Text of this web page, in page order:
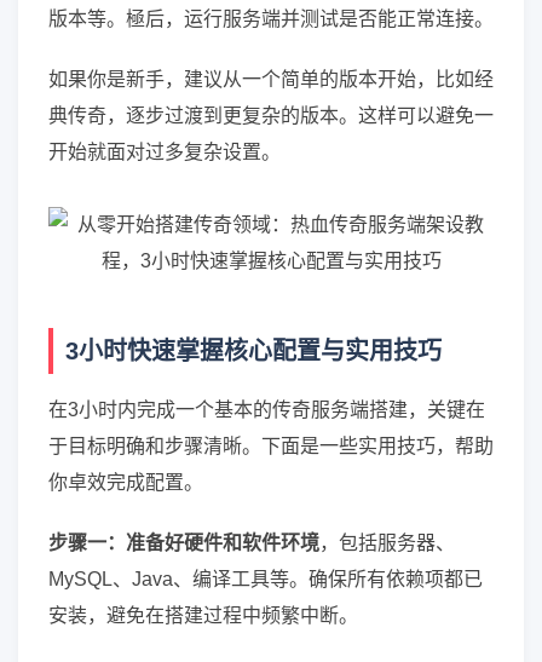
版本等。極后，运行服务端并测试是否能正常连接。
如果你是新手，建议从一个简单的版本开始，比如经
典传奇，逐步过渡到更复杂的版本。这样可以避免一
开始就面对过多复杂设置。
3小时快速掌握核心配置与实用技巧
在3小时内完成一个基本的传奇服务端搭建，关键在
于目标明确和步骤清晰。下面是一些实用技巧，帮助
你卓效完成配置。
步骤一：准备好硬件和软件环境，包括服务器、
MySQL、Java、编译工具等。确保所有依赖项都已
安装，避免在搭建过程中频繁中断。